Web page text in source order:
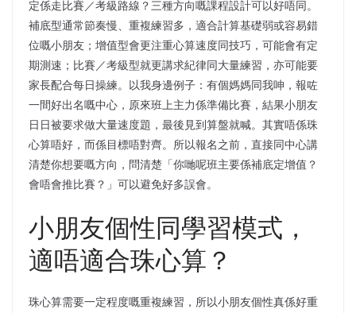
定係走比賽／考級路線？三種方向嘅課程設計可以好唔同。
補底型通常節奏慢、重複練習多，適合計算基礎弱或容易錯
位嘅小朋友；增值型會更注重心算速度同技巧，可能會有定
期測速；比賽／考級型就更講求紀律同大量練習，亦可能要
家長配合每日操練。以我身邊例子：有個媽媽同我呻，報咗
一間好出名嘅中心，原來班上主力係準備比賽，結果小朋友
日日被要求做大量速度題，最後見到算盤就喊。其實唔係珠
心算唔好，而係目標唔對齊。所以報名之前，直接同中心講
清楚你想要嘅方向，問清楚「你哋呢班主要係補底定增值？
會唔會推比賽？」可以避免好多誤會。
小朋友個性同學習模式，
適唔適合珠心算？
珠心算需要一定程度嘅重複練習，所以小朋友個性真係好重